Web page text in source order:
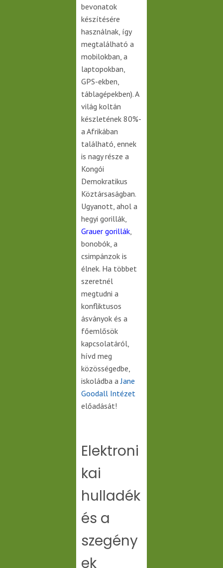
bevonatok
készítésére
használnak, így
megtalálható a
mobilokban, a
laptopokban,
GPS-ekben,
táblagépekben). A
világ koltán
készletének 80%-
a Afrikában
található, ennek
is nagy része a
Kongói
Demokratikus
Köztársaságban.
Ugyanott, ahol a
hegyi gorillák,
Grauer gorillák,
bonobók, a
csimpánzok is
élnek. Ha többet
szeretnél
megtudni a
konfliktusos
ásványok és a
főemlősök
kapcsolatáról,
hívd meg
közösségedbe,
iskoládba aJane
Goodall Intézet
előadását!
Elektroni
kai
hulladék
és a
szegény
ek